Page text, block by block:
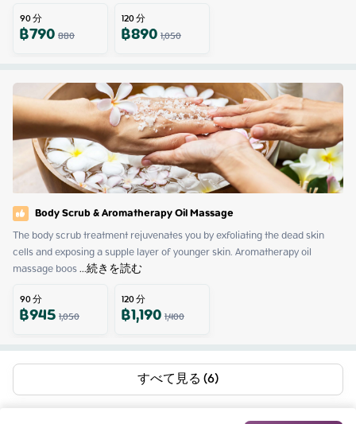
90分
฿790880
120分
฿8901,050
Body Scrub & Aromatherapy Oil Massage
The body scrub treatment rejuvenates you by exfoliating the dead skin
cells and exposing a supple layer of younger skin. Aromatherapy oil
massage boos ...続きを読む
90分
฿9451,050
120分
฿1,1901,400
すべて見る (6)